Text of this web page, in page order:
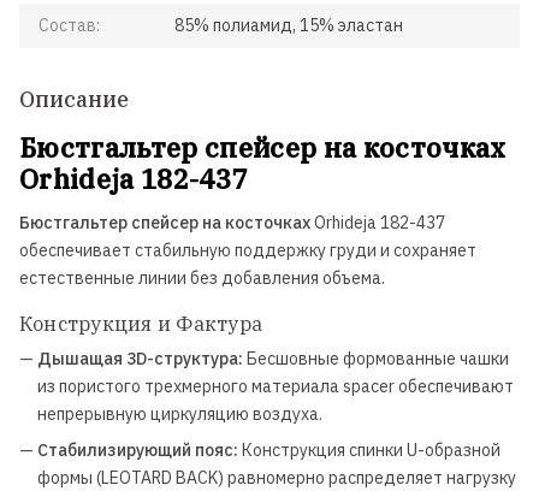
Состав: 85% полиамид, 15% эластан
Описание
Бюстгальтер спейсер на косточках
Orhideja 182-437
Бюстгальтер спейсер на косточкахOrhideja 182-437
обеспечивает стабильную поддержку груди и сохраняет
естественные линии без добавления объема.
Конструкция и Фактура
— Дышащая 3D-структура: Бесшовные формованные чашки
из пористого трехмерного материала spacer обеспечивают
непрерывную циркуляцию воздуха.
— Стабилизирующий пояс: Конструкция спинки U-образной
формы (LEOTARD BACK) равномерно распределяет нагрузку